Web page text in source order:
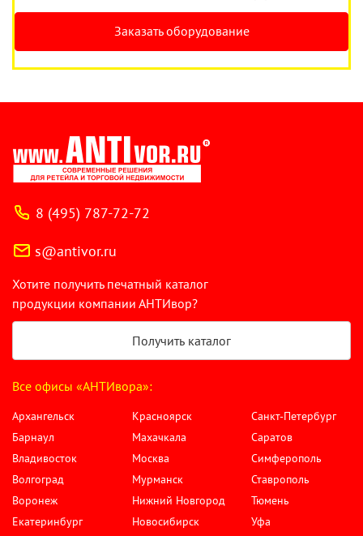
Заказать оборудование
8 (495) 787-72-72
s@antivor.ru
Хотите получить печатный каталог
продукции компании АНТИвор?
Получить каталог
Все офисы «АНТИвора»:
Архангельск
Барнаул
Владивосток
Волгоград
Воронеж
Екатеринбург
Красноярск
Махачкала
Москва
Мурманск
Нижний Новгород
Новосибирск
Санкт-Петербург
Саратов
Симферополь
Ставрополь
Тюмень
Уфа